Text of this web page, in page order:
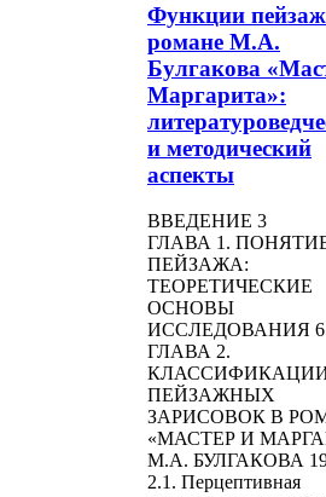
Функции
романе М.А.
Булгакова
Маргарита»:
и методический
аспекты
ВВЕДЕНИЕ 3
ГЛАВА 1.
ПЕЙЗАЖА:
ТЕОРЕТИЧЕСКИЕ
ОСНОВЫ
ИССЛЕДОВАНИЯ 6
ГЛАВА 2.
ПЕЙЗАЖНЫХ
ЗАРИСОВОК В
«МАСТЕР И
М.А. БУЛГАКОВА
2.1. Перцептивная